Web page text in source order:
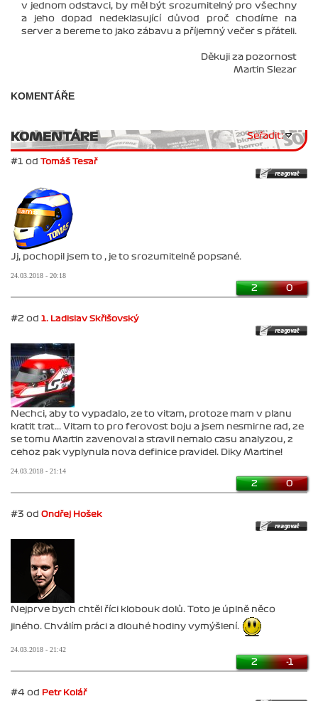
v jednom odstavci, by měl být srozumitelný pro všechny
a jeho dopad nedeklasující důvod proč chodíme na
server a bereme to jako zábavu a příjemný večer s přáteli.
Děkuji za pozornost
Martin Slezar
KOMENTÁŘE
KOMENTÁRE Seřadit:
#1 od Tomáš Tesař
Jj, pochopil jsem to , je to srozumitelně popsané.
24.03.2018 - 20:18
2 0
#2 od 1. Ladislav Skřišovský
Nechci, aby to vypadalo, ze to vitam, protoze mam v planu
kratit trat... Vitam to pro ferovost boju a jsem nesmirne rad, ze
se tomu Martin zavenoval a stravil nemalo casu analyzou, z
cehoz pak vyplynula nova definice pravidel. Diky Martine!
24.03.2018 - 21:14
2 0
#3 od Ondřej Hošek
Nejprve bych chtěl říci klobouk dolů. Toto je úplně něco
jiného. Chválím práci a dlouhé hodiny vymýšlení.
24.03.2018 - 21:42
2 -1
#4 od Petr Kolář